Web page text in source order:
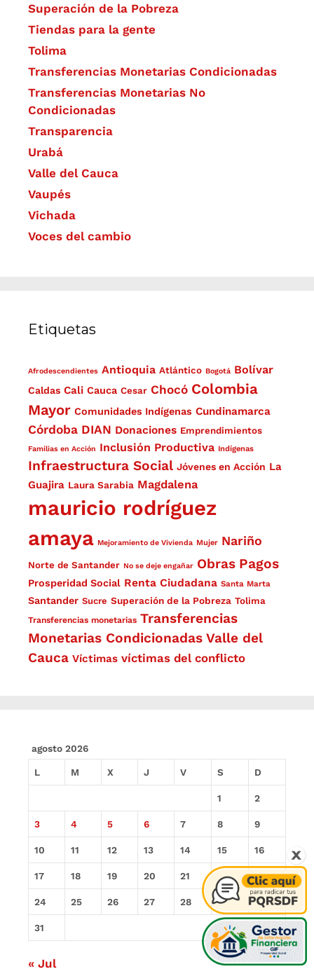
Superación de la Pobreza
Tiendas para la gente
Tolima
Transferencias Monetarias Condicionadas
Transferencias Monetarias No
Condicionadas
Transparencia
Urabá
Valle del Cauca
Vaupés
Vichada
Voces del cambio
Etiquetas
Afrodescendientes Antioquia Atlántico Bogotá Bolívar
Caldas Cali Cauca Cesar Chocó Colombia
Mayor Comunidades Indígenas Cundinamarca
Córdoba DIAN Donaciones Emprendimientos
Familias en Acción Inclusión Productiva Indígenas
Infraestructura Social Jóvenes en Acción La
Guajira Laura Sarabia Magdalena
mauricio rodríguez
amaya Mejoramiento de Vivienda Mujer Nariño
Norte de Santander No se deje engañar Obras Pagos
Prosperidad Social Renta Ciudadana Santa Marta
Santander Sucre Superación de la Pobreza Tolima
Transferencias monetarias Transferencias
Monetarias Condicionadas Valle del
Cauca Víctimas víctimas del conflicto
agosto 2026
L M X J V S D
1 2
3 4 5 6 7 8 9
10 11 12 13 14 15 16
17 18 19 20 21 22 23
24 25 26 27 28 29 30
31
« Jul